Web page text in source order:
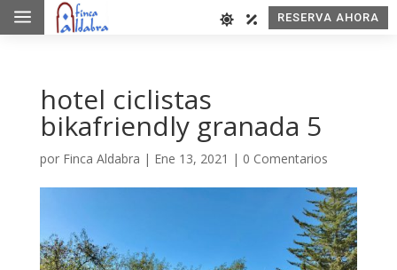
a RESERVA AHORA
hotel ciclistas
bikafriendly granada 5
por Finca Aldabra | Ene 13, 2021 | 0 Comentarios